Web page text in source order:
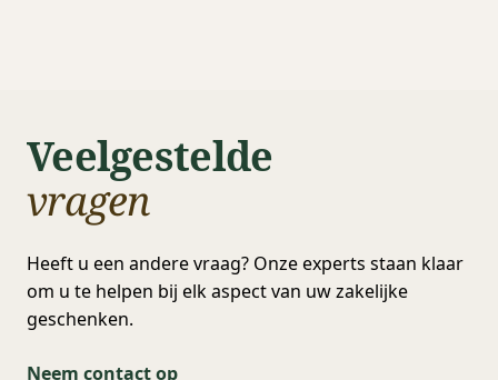
Veelgestelde
vragen
Heeft u een andere vraag? Onze experts staan klaar
om u te helpen bij elk aspect van uw zakelijke
geschenken.
Neem contact op